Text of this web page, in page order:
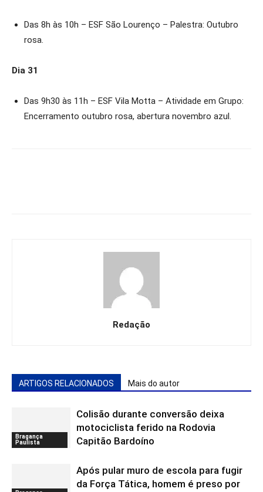
Das 8h às 10h – ESF São Lourenço – Palestra: Outubro
rosa.
Dia 31
Das 9h30 às 11h – ESF Vila Motta – Atividade em Grupo:
Encerramento outubro rosa, abertura novembro azul.
Redação
ARTIGOS RELACIONADOS Mais do autor
Bragança
Paulista
Colisão durante conversão deixa
motociclista ferido na Rodovia
Capitão Bardoíno
Após pular muro de escola para fugir
da Força Tática, homem é preso por